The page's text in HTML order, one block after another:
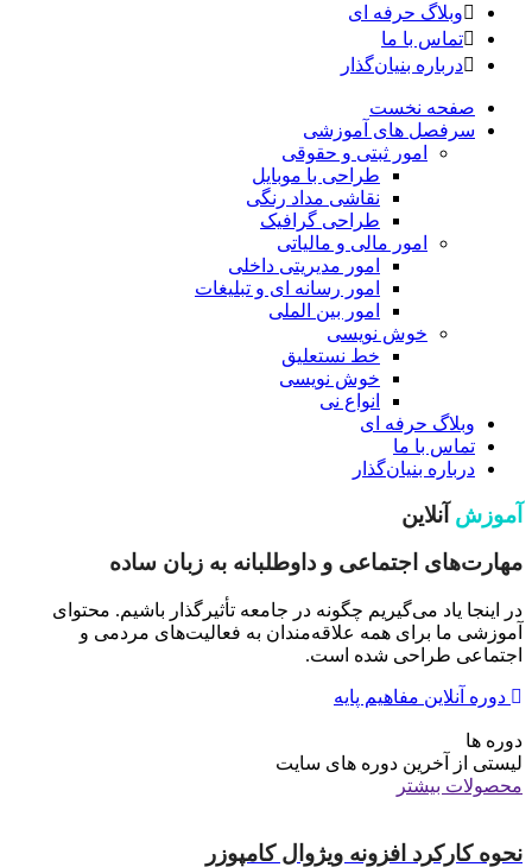
وبلاگ حرفه ای
تماس با ما
درباره بنیان‌گذار
صفحه نخست
سرفصل های آموزشی
امور ثبتی و حقوقی
طراحی با موبایل
نقاشی مداد رنگی
طراحی گرافیک
امور مالی و مالیاتی
امور مدیریتی داخلی
امور رسانه ای و تبلیغات
امور بین الملی
خوش نویسی
خط نستعلیق
خوش نویسی
انواع نی
وبلاگ حرفه ای
تماس با ما
درباره بنیان‌گذار
آموزش آنلاین
مهارت‌های اجتماعی و داوطلبانه به زبان ساده
در اینجا یاد می‌گیریم چگونه در جامعه تأثیرگذار باشیم. محتوای
آموزشی ما برای همه علاقه‌مندان به فعالیت‌های مردمی و
اجتماعی طراحی شده است.
دوره آنلاین مفاهیم پایه
دوره ها
لیستی از آخرین دوره های سایت
محصولات بیشتر
نحوه کارکرد افزونه ویژوال کامپوزر